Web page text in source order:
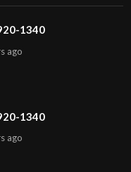
1340
ago
1340
ago